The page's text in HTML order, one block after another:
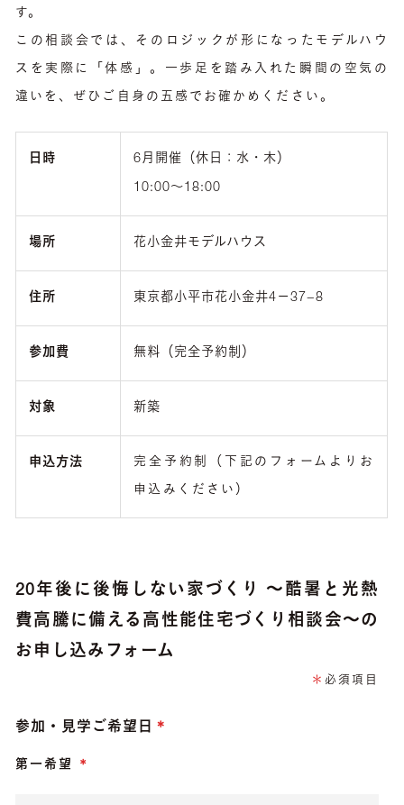
す。
この相談会では、そのロジックが形になったモデルハウ
スを実際に「体感」。一歩足を踏み入れた瞬間の空気の
違いを、ぜひご自身の五感でお確かめください。
日時 6月開催（休日：水・木）
10:00〜18:00
場所 花小金井モデルハウス
住所 東京都小平市花小金井4－37−8
参加費 無料（完全予約制）
対象 新築
申込方法 完全予約制（下記のフォームよりお
申込みください）
20年後に後悔しない家づくり ～酷暑と光熱
費高騰に備える高性能住宅づくり相談会～の
お申し込みフォーム
＊ 必須項目
参加・見学ご希望日
第一希望